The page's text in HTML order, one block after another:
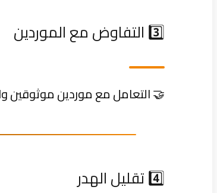
3️⃣ التفاوض مع الموردين
🤝 التعامل مع موردين موثوقين
4️⃣ تقليل الهدر